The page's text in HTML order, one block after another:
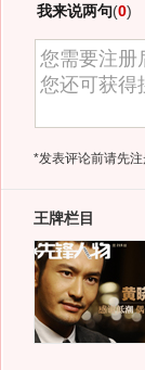
我来说两句(0)
*发表评论前请先
王牌栏目